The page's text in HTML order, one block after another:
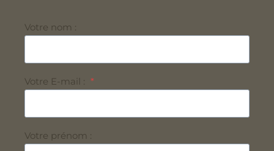
Votre nom :
Votre E-mail : *
Votre prénom :